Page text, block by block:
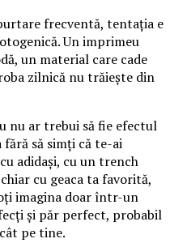
frecventă, tentația e
Un imprimeu
un material care cade
zilnică nu trăiește din
nu ar trebui să fie efectul
fără să simți că te-ai
adidași, cu un trench
cu geaca ta favorită,
imagina doar într-un
și păr perfect, probabil
pe tine.